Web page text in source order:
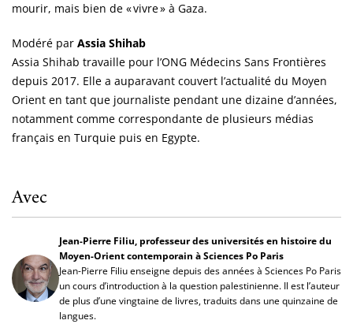
mourir, mais bien de « vivre » à Gaza.
Modéré par Assia Shihab
Assia Shihab travaille pour l’ONG Médecins Sans Frontières
depuis 2017. Elle a auparavant couvert l’actualité du Moyen
Orient en tant que journaliste pendant une dizaine d’années,
notamment comme correspondante de plusieurs médias
français en Turquie puis en Egypte.
Avec
Jean-Pierre Filiu, professeur des universités en histoire du
Moyen-Orient contemporain à Sciences Po Paris
Jean-Pierre Filiu enseigne depuis des années à Sciences Po Paris
un cours d’introduction à la question palestinienne. Il est l’auteur
de plus d’une vingtaine de livres, traduits dans une quinzaine de
langues.